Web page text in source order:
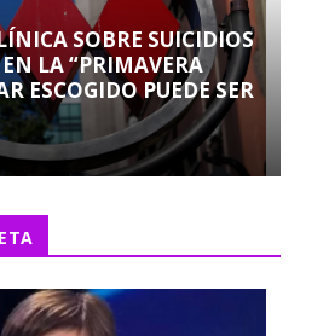
SOBRE SUICIDIOS
LA “PRIMAVERA
ESCOGIDO PUEDE SER